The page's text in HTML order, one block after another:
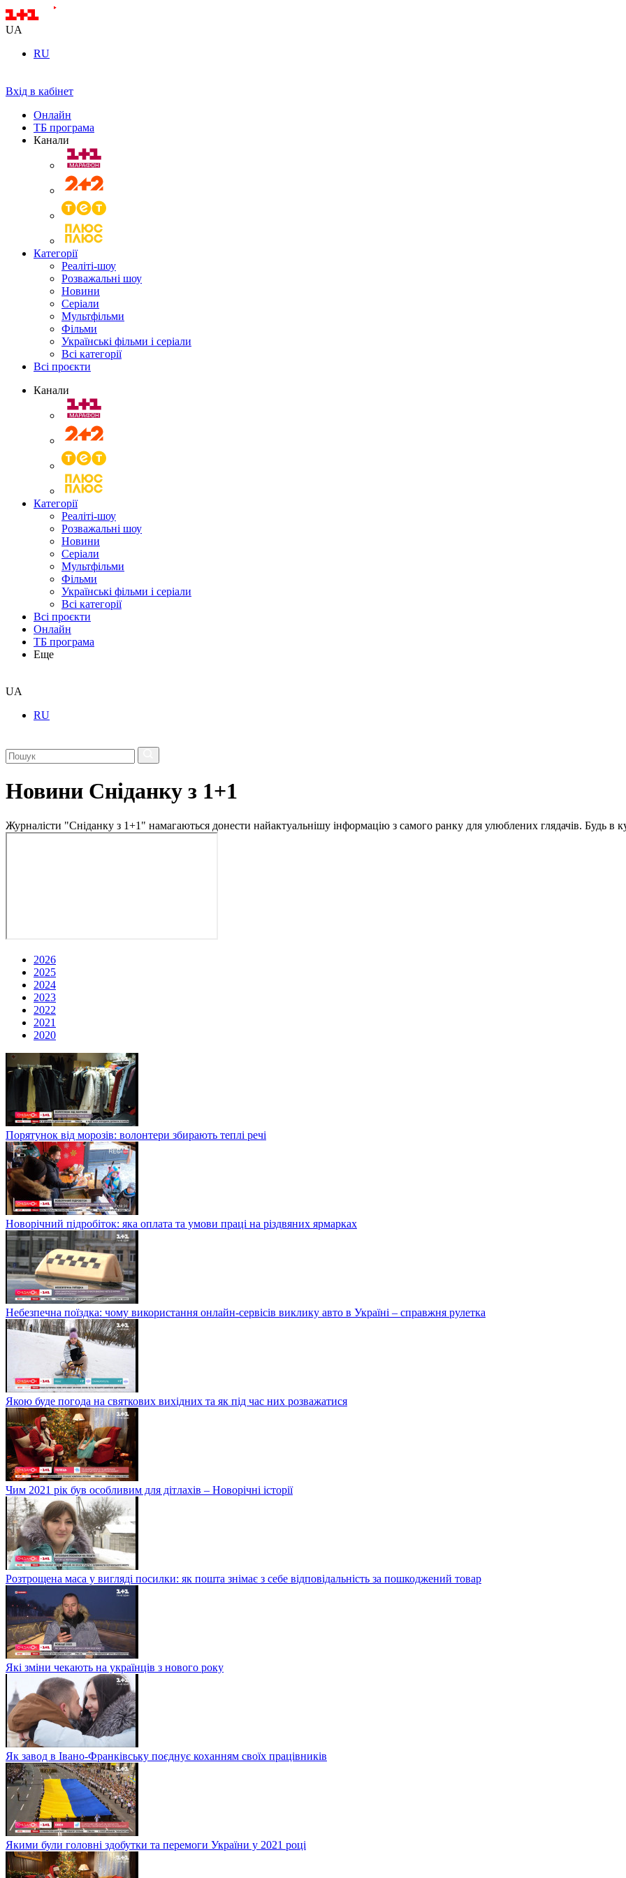
UA
RU
Вхід в кабінет
Онлайн
ТБ програма
Канали
Категорії
Реаліті-шоу
Розважальні шоу
Новини
Серіали
Мультфільми
Фільми
Українські фільми і серіали
Всі категорії
Всі проєкти
Канали
Категорії
Реаліті-шоу
Розважальні шоу
Новини
Серіали
Мультфільми
Фільми
Українські фільми і серіали
Всі категорії
Всі проєкти
Онлайн
ТБ програма
Еще
UA
RU
Новини Сніданку з 1+1
Журналісти "Сніданку з 1+1" намагаються донести найактуальнішу інформацію з самого ранку для улюблених глядачів. Будь в
2026
2025
2024
2023
2022
2021
2020
Порятунок від морозів: волонтери збирають теплі речі
Новорічний підробіток: яка оплата та умови праці на різдвяних ярмарках
Небезпечна поїздка: чому використання онлайн-сервісів виклику авто в Україні – справжня рулетка
Якою буде погода на святкових вихідних та як під час них розважатися
Чим 2021 рік був особливим для дітлахів – Новорічні історії
Розтрощена маса у вигляді посилки: як пошта знімає з себе відповідальність за пошкоджений товар
Які зміни чекають на українців з нового року
Як завод в Івано-Франківську поєднує коханням своїх працівників
Якими були головні здобутки та перемоги України у 2021 році